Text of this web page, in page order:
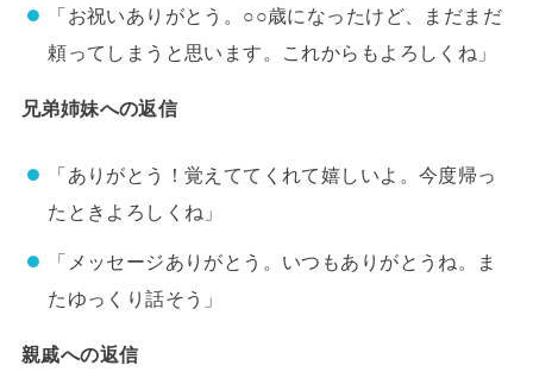
「お祝いありがとう。○○歳になったけど、まだまだ
頼ってしまうと思います。これからもよろしくね」
兄弟姉妹への返信
「ありがとう！覚えててくれて嬉しいよ。今度帰っ
たときよろしくね」
「メッセージありがとう。いつもありがとうね。ま
たゆっくり話そう」
親戚への返信